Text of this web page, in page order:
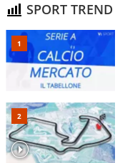
SPORT TREND